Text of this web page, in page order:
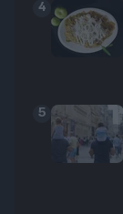
4
5